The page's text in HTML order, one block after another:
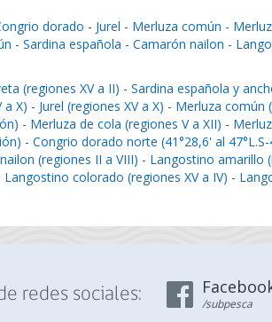
dorado - Jurel - Merluza común -
- Sardina española - Camarón nailon -
(regiones XV a II) - Sardina española y
a X) - Jurel (regiones XV a X) - Merluza común
- Merluza de cola (regiones V a XII) -
- Congrio dorado norte (41°28,6' al 47°L.S-
(regiones II a VIII) - Langostino amarillo
Langostino colorado (regiones XV a IV) -
redes sociales: /subpesca